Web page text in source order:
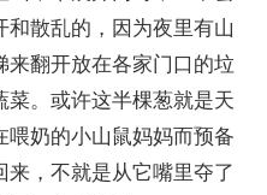
散乱的，因为夜里有山
翻开放在各家门口的垃
。或许这半棵葱就是天
奶的小山鼠妈妈而预备
，不就是从它嘴里夺了